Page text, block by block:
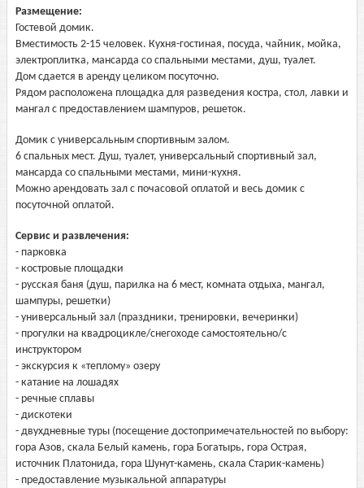
Размещение:
Гостевой домик.
Вместимость 2-15 человек. Кухня-гостиная, посуда, чайник, мойка,
электроплитка, мансарда со спальными местами, душ, туалет.
Дом сдается в аренду целиком посуточно.
Рядом расположена площадка для разведения костра, стол, лавки и
мангал с предоставлением шампуров, решеток.
Домик с универсальным спортивным залом.
6 спальных мест. Душ, туалет, универсальный спортивный зал,
мансарда со спальными местами, мини-кухня.
Можно арендовать зал с почасовой оплатой и весь домик с
посуточной оплатой.
Сервис и развлечения:
- парковка
- костровые площадки
- русская баня (душ, парилка на 6 мест, комната отдыха, мангал,
шампуры, решетки)
- универсальный зал (праздники, тренировки, вечеринки)
- прогулки на квадроцикле/снегоходе самостоятельно/с
инструктором
- экскурсия к «теплому» озеру
- катание на лошадях
- речные сплавы
- дискотеки
- двухдневные туры (посещение достопримечательностей по выбору:
гора Азов, скала Белый камень, гора Богатырь, гора Острая,
источник Платонида, гора Шунут-камень, скала Старик-камень)
- предоставление музыкальной аппаратуры